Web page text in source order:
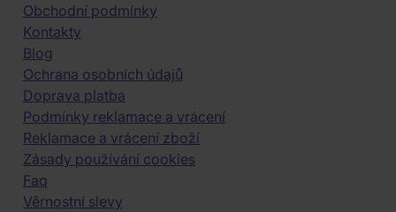
Obchodní podmínky
Kontakty
Blog
Ochrana osobních údajů
Doprava platba
Podmínky reklamace a vrácení
Reklamace a vrácení zboží
Zásady používání cookies
Faq
Věrnostní slevy